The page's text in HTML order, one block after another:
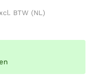
BTW (NL)